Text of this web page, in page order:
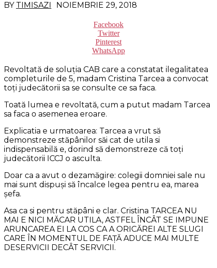
BY TIMISAZI NOIEMBRIE 29, 2018
Facebook
Twitter
Pinterest
WhatsApp
Revoltată de soluția CAB care a constatat ilegalitatea
completurile de 5, madam Cristina Tarcea a convocat
toți judecătorii sa se consulte ce sa faca.
Toată lumea e revoltată, cum a putut madam Tarcea
sa faca o asemenea eroare.
Explicatia e urmatoarea: Tarcea a vrut să
demonstreze stăpânilor săi cat de utila si
indispensabilă e, dorind să demonstreze că toți
judecătorii ICCJ o asculta.
Doar ca a avut o dezamăgire: colegii domniei sale nu
mai sunt dispuși să încalce legea pentru ea, marea
șefa.
Asa ca si pentru stăpâni e clar. Cristina TARCEA NU
MAI E NICI MĂCAR UTILA, ASTFEL ÎNCÂT SE IMPUNE
ARUNCAREA EI LA COS CA A ORICĂREI ALTE SLUGI
CARE ÎN MOMENTUL DE FAȚĂ ADUCE MAI MULTE
DESERVICII DECÂT SERVICII.